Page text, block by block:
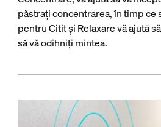
păstrați concentrarea, în timp ce
pentru Citit și Relaxare vă ajută
să vă odihniți mintea.